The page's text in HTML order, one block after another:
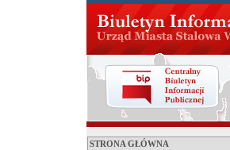
STRONA GŁÓWNA